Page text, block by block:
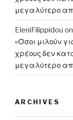
μεγαλύτερο
EleniFilippidou on
«Όσοι μιλούν
χρέους δεν
μεγαλύτερο
ARCHIVES